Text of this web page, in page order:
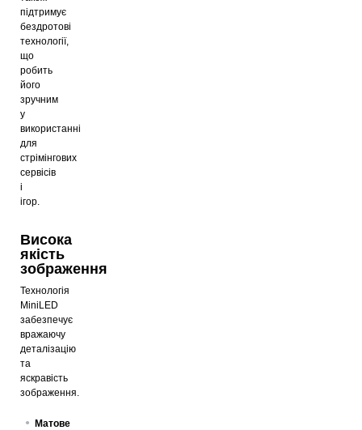
підтримує
бездротові
технології,
що
робить
його
зручним
у
використанні
для
стрімінгових
сервісів
і
ігор.
Висока
якість
зображення
Технологія
MiniLED
забезпечує
вражаючу
деталізацію
та
яскравість
зображення.
Матове